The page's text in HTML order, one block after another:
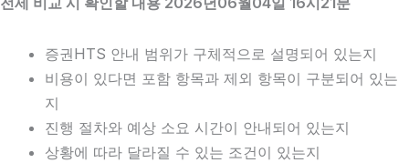
증권HTS 안내 범위가 구체적으로 설명되어 있는지
비용이 있다면 포함 항목과 제외 항목이 구분되어 있는
지
진행 절차와 예상 소요 시간이 안내되어 있는지
상황에 따라 달라질 수 있는 조건이 있는지